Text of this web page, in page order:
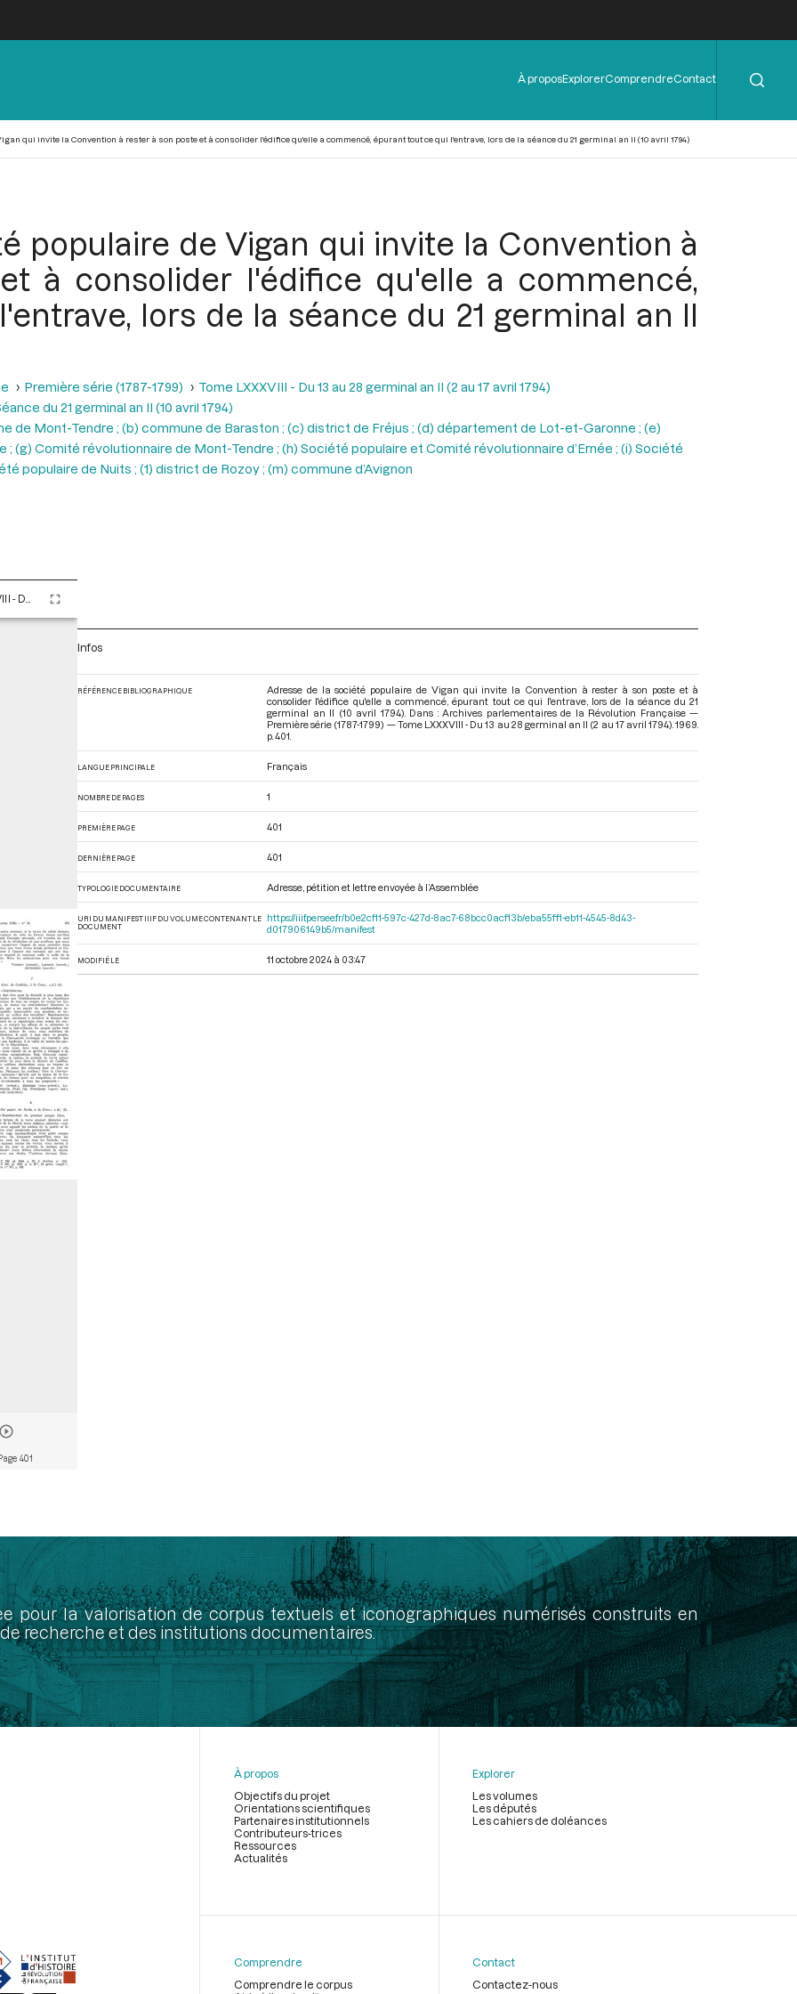
Menu
de
À proposExplorerComprendreContact
qui invite la Convention à rester à son poste et à consolider l'édifice qu'elle a commencé, épurant tout ce qui l'entrave, lors de la séance du 21 germinal an II (10 avril 1794)
populaire de Vigan qui invite la Convention à
à consolider l'édifice qu'elle a commencé,
lors de la séance du 21 germinal an II
Première série (1787-1799)
Tome LXXXVIII - Du 13 au 28 germinal an II (2 au 17 avril 1794)
du 21 germinal an II (10 avril 1794)
de Mont-Tendre ; (b) commune de Baraston ; (c) district de Fréjus ; (d) département de Lot-et-Garonne ; (e)
(g) Comité révolutionnaire de Mont-Tendre ; (h) Société populaire et Comité révolutionnaire d’Ernée ; (i) Société
populaire de Nuits ; (1) district de Rozoy ; (m) commune d’Avignon
401
Infos
RÉFÉRENCE BIBLIOGRAPHIQUE
Adresse de la société populaire de Vigan qui invite la Convention à rester à son poste et à
consolider l'édifice qu'elle a commencé, épurant tout ce qui l'entrave, lors de la séance du 21
germinal an II (10 avril 1794). Dans : Archives parlementaires de la Révolution Française —
Première série (1787-1799) — Tome LXXXVIII - Du 13 au 28 germinal an II (2 au 17 avril 1794) . 1969.
p. 401.
LANGUE PRINCIPALE Français
NOMBRE DE PAGES 1
PREMIÈRE PAGE 401
DERNIÈRE PAGE 401
TYPOLOGIE DOCUMENTAIRE Adresse, pétition et lettre envoyée à l’Assemblée
URI DU MANIFEST IIIF DU VOLUME CONTENANT LE
DOCUMENT
https://iiif.persee.fr/b0e2cf11-597c-427d-8ac7-68bcc0acf13b/eba55ff1-eb11-4545-8d43-
d017906149b5/manifest
MODIFIÉ LE 11 octobre 2024 à 03:47
pour la valorisation de corpus textuels et iconographiques numérisés construits en
recherche et des institutions documentaires.
page
À propos
Objectifs du projet
Orientations scientifiques
Partenaires institutionnels
Contributeurs-trices
Ressources
Actualités
Explorer
Les volumes
Les députés
Les cahiers de doléances
Comprendre
Comprendre le corpus
Contact
Contactez-nous